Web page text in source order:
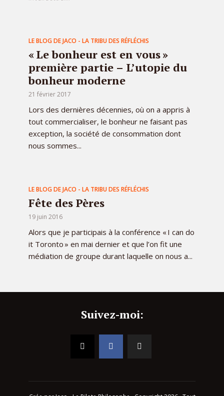
LE BLOG DE JACO - LA TRIBU DES RÉFLÉCHIS
« Le bonheur est en vous »
première partie – L’utopie du
bonheur moderne
21 février 2017
Lors des dernières décennies, où on a appris à
tout commercialiser, le bonheur ne faisant pas
exception, la société de consommation dont
nous sommes...
LE BLOG DE JACO - LA TRIBU DES RÉFLÉCHIS
Fête des Pères
19 juin 2016
Alors que je participais à la conférence « I can do
it Toronto » en mai dernier et que l’on fit une
médiation de groupe durant laquelle on nous a...
Suivez-moi: